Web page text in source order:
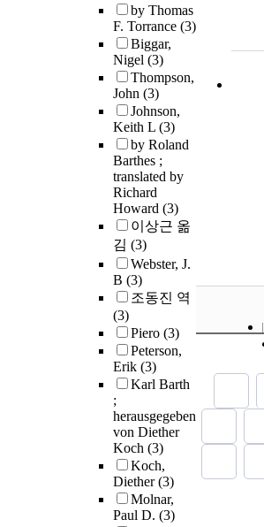
by Thomas
F. Torrance (3)
Biggar,
Nigel (3)
Thompson,
John (3)
Johnson,
Keith L (3)
by Roland
Barthes ;
translated by
Richard
Howard (3)
이상근 옮
김 (3)
Webster, J.
B (3)
조동진 역
(3)
Piero (3)
Peterson,
Erik (3)
Karl Barth
;
herausgegeben
von Diether
Koch (3)
Koch,
Diether(3)
Molnar,
Paul D. (3)